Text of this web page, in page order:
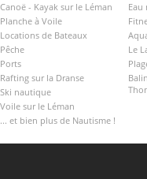
Canoë - Kayak sur le Léman
Planche à Voile
Locations de Bateaux
Pêche
Ports
Rafting sur la Dranse
Ski nautique
Voile sur le Léman
... et bien plus de Nautisme !
Eau
Le